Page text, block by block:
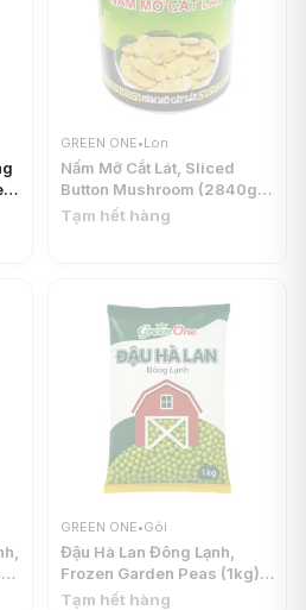
GREEN ONE•Lon
Nấm Mỡ Cắt Lát, Sliced
Button Mushroom (2840g) -
GREEN ONE
Tạm hết hàng
GREEN ONE•Gói
Đậu Hà Lan Đông Lạnh,
Frozen Garden Peas (1kg) -
GREEN ONE
Tạm hết hàng